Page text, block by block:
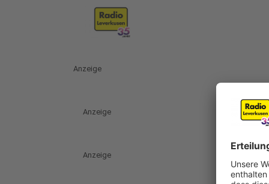
Anzeige
Anzeige
Anzeige